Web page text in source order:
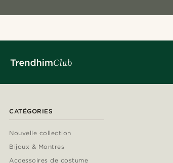
CATÉGORIES
Nouvelle collection
Bijoux & Montres
Accessoires de costume